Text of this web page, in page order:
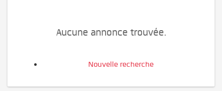
Aucune annonce trouvée.
Nouvelle recherche